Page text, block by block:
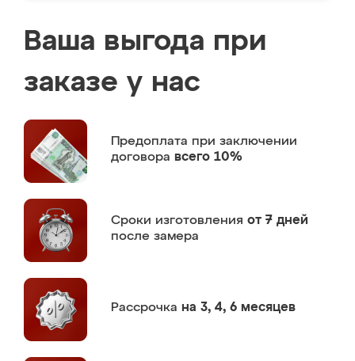
Ваша выгода при
заказе у нас
Предоплата при заключении
договора всего 10%
Сроки изготовления от 7 дней
после замера
Рассрочка на 3, 4, 6 месяцев